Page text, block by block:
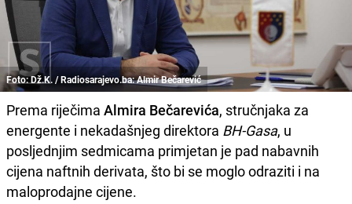
Foto: Dž.K. / Radiosarajevo.ba: Almir Bečarević
Prema riječima Almira Bečarevića, stručnjaka za
energente i nekadašnjeg direktora BH-Gasa, u
posljednjim sedmicama primjetan je pad nabavnih
cijena naftnih derivata, što bi se moglo odraziti i na
maloprodajne cijene.